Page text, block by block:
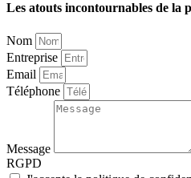
Les atouts incontournables de la
Nom
Entreprise
Email
Téléphone
Message
RGPD